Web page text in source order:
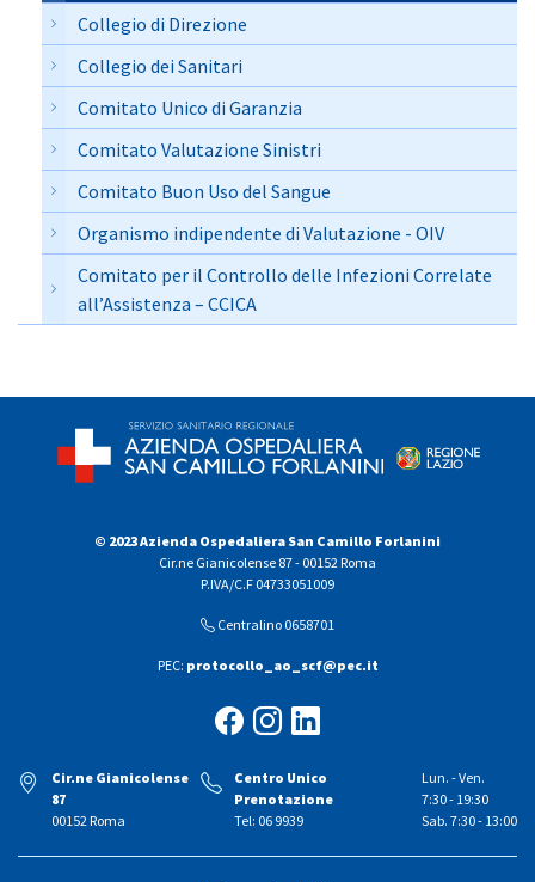
Collegio di Direzione
Collegio dei Sanitari
Comitato Unico di Garanzia
Comitato Valutazione Sinistri
Comitato Buon Uso del Sangue
Organismo indipendente di Valutazione - OIV
Comitato per il Controllo delle Infezioni Correlate
all’Assistenza – CCICA
© 2023 Azienda Ospedaliera San Camillo Forlanini
Cir.ne Gianicolense 87 - 00152 Roma
P.IVA/C.F 04733051009
Centralino 0658701
PEC: protocollo_ao_scf@pec.it
Cir.ne Gianicolense
87
00152 Roma
Centro Unico
Prenotazione
Tel: 06 9939
Lun. - Ven.
7:30 - 19:30
Sab. 7:30 - 13:00